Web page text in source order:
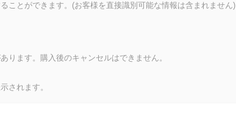
ことができます。(お客様を直接識別可能な情報は含まれません)
ります。購入後のキャンセルはできません。
されます。